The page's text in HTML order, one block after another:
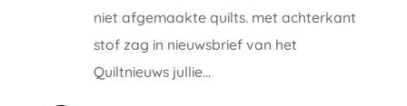
niet afgemaakte quilts. met achterkant
stof zag in nieuwsbrief van het
Quiltnieuws jullie…